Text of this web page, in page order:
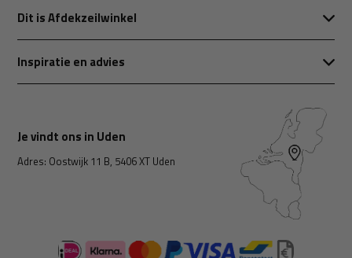
Dit is Afdekzeilwinkel
Inspiratie en advies
Je vindt ons in Uden
Adres: Oostwijk 11 B, 5406 XT Uden